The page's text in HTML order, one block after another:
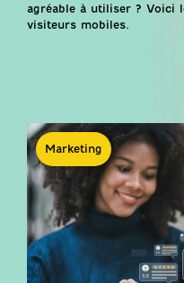
agréable à utiliser ? Voici
visiteurs mobiles.
Marketing